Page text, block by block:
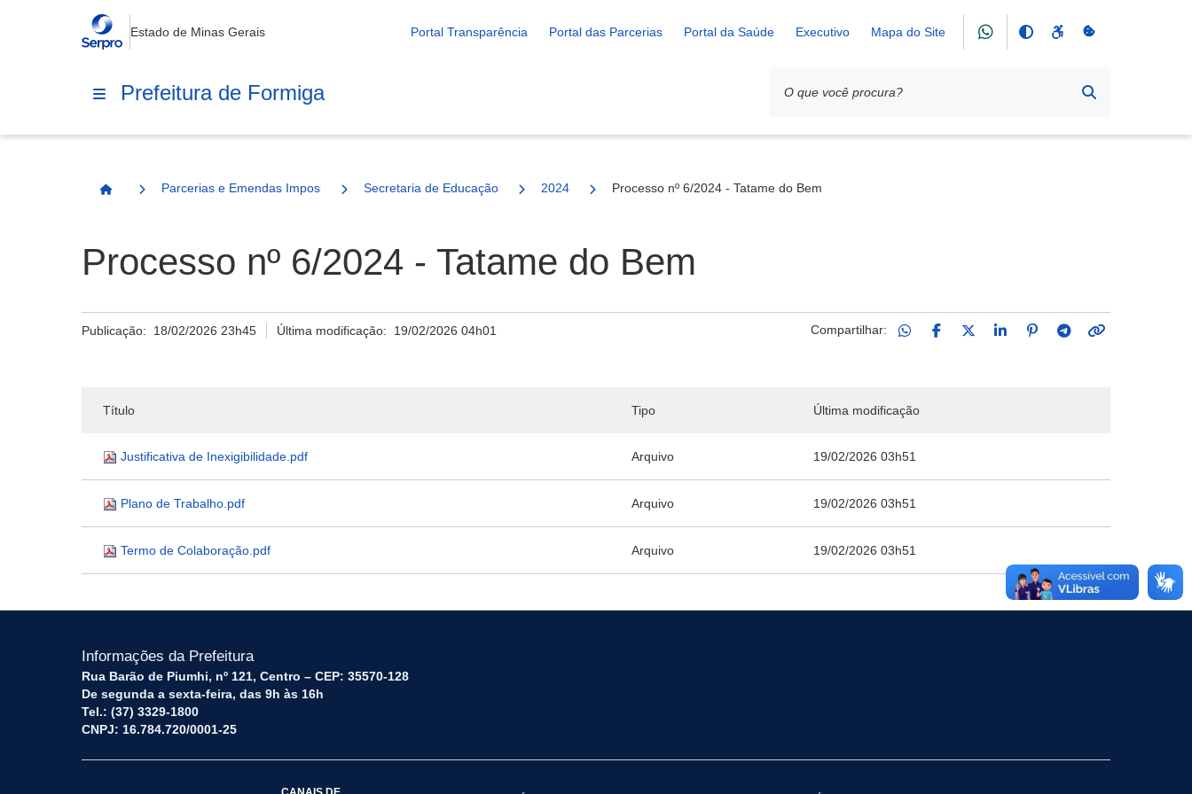
Estado de Minas Gerais Portal Transparência Portal das Parcerias Portal da Saúde Executivo Mapa do Site
Prefeitura de Formiga
Página Inicial
Parcerias e Emendas Impositivas MunicipaisSecretaria de Educação 2024 Processo nº 6/2024 - Tatame do Bem
Processo nº 6/2024 - Tatame do Bem
Publicação: 18/02/2026 23h45 Última modificação: 19/02/2026 04h01 Compartilhar:
Título Tipo Última modificação
Justificativa de Inexigibilidade.pdf Arquivo 19/02/2026 03h51
Plano de Trabalho.pdf Arquivo 19/02/2026 03h51
Termo de Colaboração.pdf Arquivo 19/02/2026 03h51
Informações da Prefeitura
Rua Barão de Piumhi, nº 121, Centro – CEP: 35570-128
De segunda a sexta-feira, das 9h às 16h
Tel.: (37) 3329-1800
CNPJ: 16.784.720/0001-25